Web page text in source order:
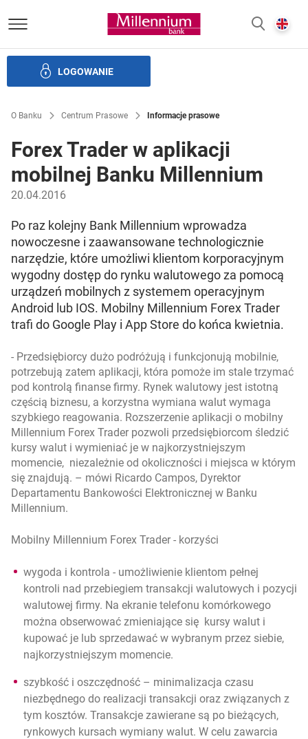
Bank Millennium homepage
LOGOWANIE
O Banku Centrum Prasowe Informacje prasowe
Forex Trader w aplikacji
mobilnej Banku Millennium
20.04.2016
Po raz kolejny Bank Millennium wprowadza
nowoczesne i zaawansowane technologicznie
narzędzie, które umożliwi klientom korporacyjnym
wygodny dostęp do rynku walutowego za pomocą
urządzeń mobilnych z systemem operacyjnym
Android lub IOS. Mobilny Millennium Forex Trader
trafi do Google Play i App Store do końca kwietnia.
- Przedsiębiorcy dużo podróżują i funkcjonują mobilnie,
potrzebują zatem aplikacji, która pomoże im stale trzymać
pod kontrolą finanse firmy. Rynek walutowy jest istotną
częścią biznesu, a korzystna wymiana walut wymaga
szybkiego reagowania. Rozszerzenie aplikacji o mobilny
Millennium Forex Trader pozwoli przedsiębiorcom śledzić
kursy walut i wymieniać je w najkorzystniejszym
momencie, niezależnie od okoliczności i miejsca w którym
się znajdują. – mówi Ricardo Campos, Dyrektor
Departamentu Bankowości Elektronicznej w Banku
Millennium.
Mobilny Millennium Forex Trader - korzyści
wygoda i kontrola - umożliwienie klientom pełnej
kontroli nad przebiegiem transakcji walutowych i pozycji
walutowej firmy. Na ekranie telefonu komórkowego
można obserwować zmieniające się kursy walut i
kupować je lub sprzedawać w wybranym przez siebie,
najkorzystniejszym momencie.
szybkość i oszczędność – minimalizacja czasu
niezbędnego do realizacji transakcji oraz związanych z
tym kosztów. Transakcje zawierane są po bieżących,
rynkowych kursach wymiany walut. W celu zawarcia